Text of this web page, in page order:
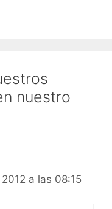
nuestro
a las 08:15